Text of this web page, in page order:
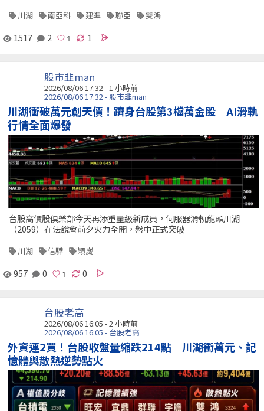
川湖 南亞科 建準 聯亞 雙鴻
1517 2 1
股市韭man
2026/08/06 17:32 - 1 小時前
2026/08/06 17:32 - 股市韭man
川湖衝破萬元創天價！躋身台股第3檔萬金股 AI滑軌
行情全面爆發
台股高價股俱樂部今天再添重量級新成員，伺服器滑軌龍頭川湖
（2059）在法說會前夕火力全開，盤中正式突破
川湖 信驊 穎崴
957 0 0
台股老高
2026/08/06 16:05 -2 小時前
2026/08/06 16:05 - 台股老高
外資連2買！台股收盤量縮跌214點 川湖衝萬元、記
憶體與散熱逆勢點火